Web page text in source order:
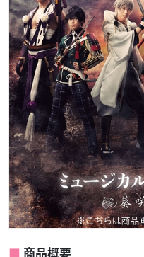
商品概要